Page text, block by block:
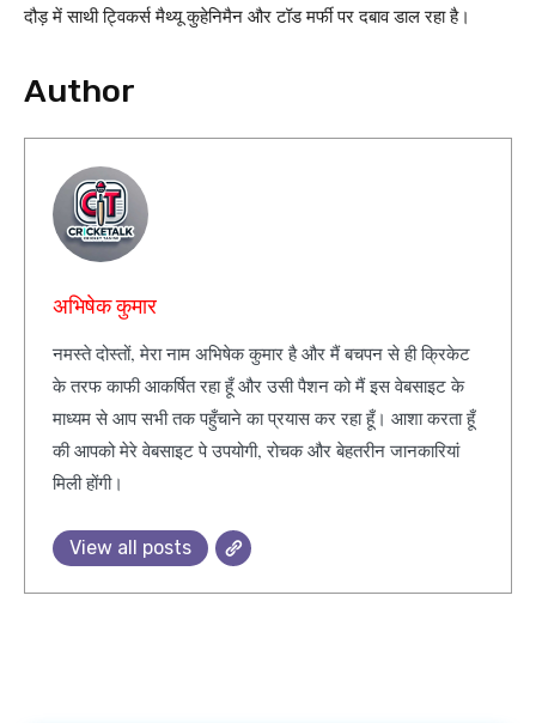
दौड़ में साथी ट्विकर्स मैथ्यू कुहेनिमैन और टॉड मर्फी पर दबाव डाल रहा है।
Author
अभिषेक कुमार
नमस्ते दोस्तों, मेरा नाम अभिषेक कुमार है और मैं बचपन से ही क्रिकेट
के तरफ काफी आकर्षित रहा हूँ और उसी पैशन को मैं इस वेबसाइट के
माध्यम से आप सभी तक पहुँचाने का प्रयास कर रहा हूँ। आशा करता हूँ
की आपको मेरे वेबसाइट पे उपयोगी, रोचक और बेहतरीन जानकारियां
मिली होंगी।
View all posts